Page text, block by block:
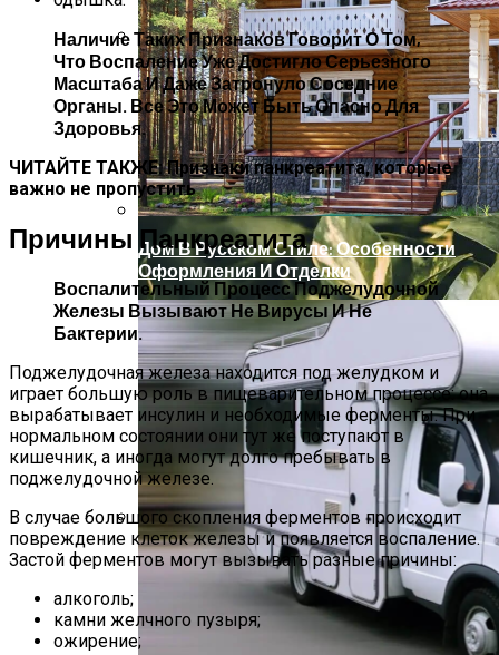
Артезианская, Минеральная,
Родниковая, Талая: В Чем Разница И
Какую Воду Лучше Выбрать Для Питья
Растения-Вампиры: 15 Популярных
Домашних Цветов, Которые Крадут
Ваше Здоровье День За Днем
Дом В Русском Стиле: Особенности
Оформления И Отделки
Наличие Таких Признаков Говорит О Том,
Что Воспаление Уже Достигло Серьезного
Масштаба И Даже Затронуло Соседние
Органы. Все Это Может Быть Опасно Для
Здоровья.
ЧИТАЙТЕ ТАКЖЕ: Признаки панкреатита, которые
важно не пропустить
Причины Панкреатита
Воспалительный Процесс Поджелудочной
Железы Вызывают Не Вирусы И Не
Бактерии.
Поджелудочная железа находится под желудком и
играет большую роль в пищеварительном процессе: она
вырабатывает инсулин и необходимые ферменты. При
нормальном состоянии они тут же поступают в
кишечник, а иногда могут долго пребывать в
поджелудочной железе.
В случае большого скопления ферментов происходит
повреждение клеток железы и появляется воспаление.
Застой ферментов могут вызывать разные причины:
алкоголь;
камни желчного пузыря;
ожирение;